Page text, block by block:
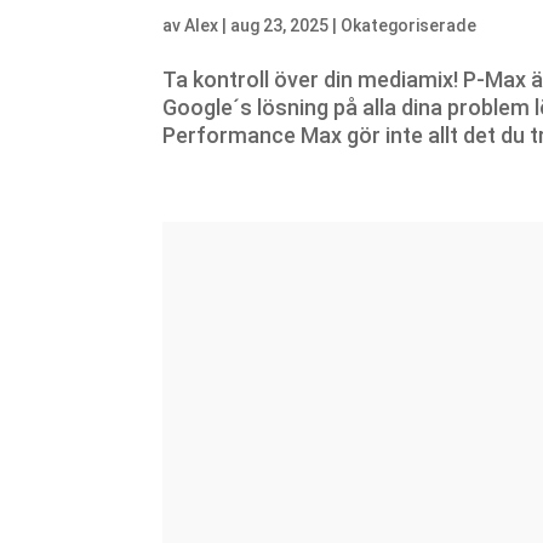
avAlex aug 23, 2025 Okategoriserade
Ta kontroll över din mediamix! P-
Google´s lösning på alla dina
Performance Max gör inte allt det du